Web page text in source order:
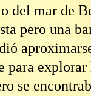
del mar de
pero una
para
se